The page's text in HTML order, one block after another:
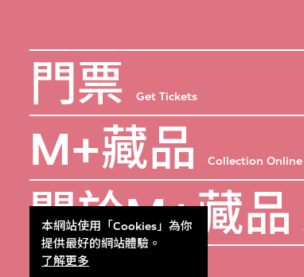
本網站使用「Cookies」為你
提供最好的網站體驗。
了解更多
門票 Get Tickets
M+藏品 Collection Online
關於M+藏品